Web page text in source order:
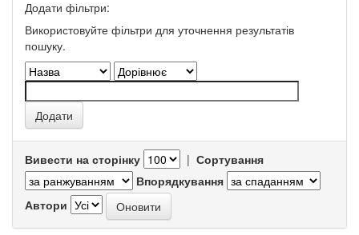
Додати фільтри:
Використовуйте фільтри для уточнення результатів
пошуку.
Вивести на сторінку | Сортування
Впорядкування
Автори